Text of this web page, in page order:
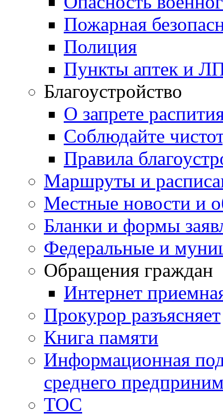
Пожарная
Полиция
Пункты аптек и
Благоустройство
О запрете
Соблюдайте
Правила
Маршруты и
Местные новости и
Бланки и формы
Федеральные и
Обращения граждан
Интернет
Прокурор разъясняет
Книга памяти
Информационная
среднего
ТОС